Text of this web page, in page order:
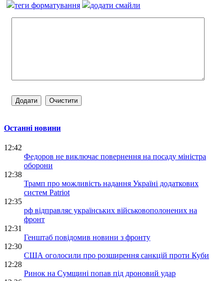
теги форматування додати смайли
Останні новини
12:42
Федоров не виключає повернення на посаду міністра
оборони
12:38
Трамп про можливість надання Україні додаткових
систем Patriot
12:35
рф відправляє українських військовополонених на
фронт
12:31
Генштаб повідомив новини з фронту
12:30
США оголосили про розширення санкцій проти Куби
12:28
Ринок на Сумщині попав під дроновий удар